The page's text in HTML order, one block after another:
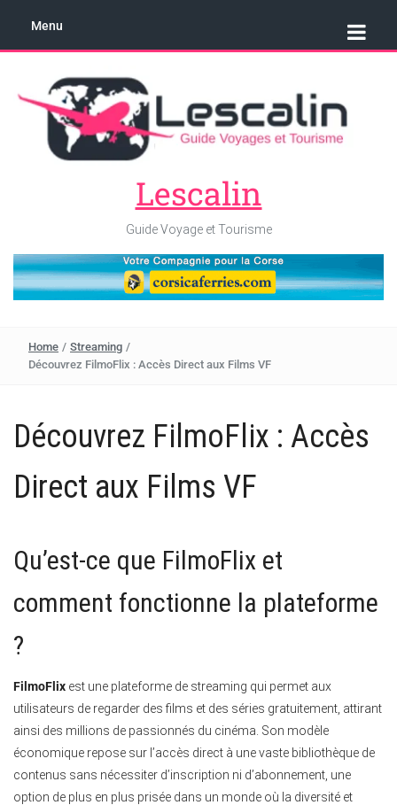
Menu
Lescalin
Guide Voyage et Tourisme
Home / Streaming /
Découvrez FilmoFlix : Accès Direct aux Films VF
Découvrez FilmoFlix : Accès
Direct aux Films VF
Qu’est-ce que FilmoFlix et
comment fonctionne la plateforme
?
FilmoFlix est une plateforme de streaming qui permet aux
utilisateurs de regarder des films et des séries gratuitement, attirant
ainsi des millions de passionnés du cinéma. Son modèle
économique repose sur l’accès direct à une vaste bibliothèque de
contenus sans nécessiter d’inscription ni d’abonnement, une
option de plus en plus prisée dans un monde où la diversité et